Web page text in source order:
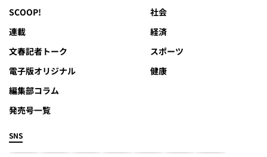
SCOOP!
連載
文春記者トーク
電子版オリジナル
編集部コラム
発売号一覧
社会
経済
スポーツ
健康
SNS